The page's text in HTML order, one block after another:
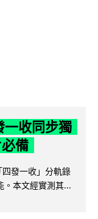
收同步獨
備
發一收」分軌錄
本文經實測其...